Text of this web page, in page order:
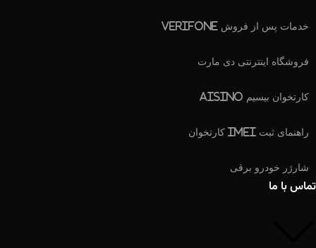
خدمات پس از فروش Verifone
فروشگاه اینترنتی دی مارت
کارتخوان بیسیم Aisino
راهنمای ثبت IMEI کارتخوان
شارژر خودرو برقی
تماس با ما